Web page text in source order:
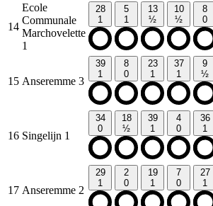
14
Ecole
Communale
Marchovelette
1
28
1
5
1
13
½
10
½
8
0
15 Anseremme 3
39
1
8
0
23
1
37
1
9
½
16 Singelijn 1
34
0
18
½
39
1
4
0
36
1
17 Anseremme 2
29
1
2
0
19
1
7
0
27
1